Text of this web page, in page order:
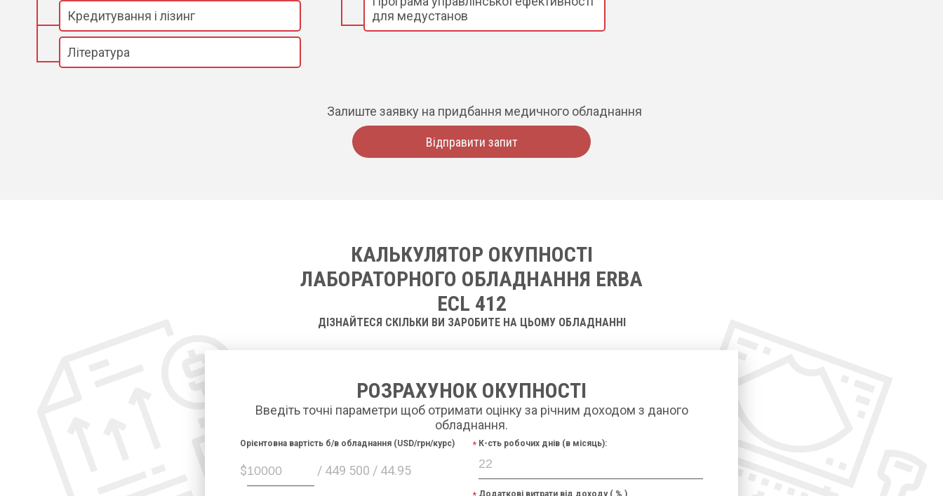
Кредитування і лізинг
Література
для медустанов
Залиште заявку на придбання медичного обладнання
Відправити запит
КАЛЬКУЛЯТОР ОКУПНОСТІ
ЛАБОРАТОРНОГО ОБЛАДНАННЯ ERBA
ECL 412
ДІЗНАЙТЕСЯ СКІЛЬКИ ВИ ЗАРОБИТЕ НА ЦЬОМУ ОБЛАДНАННІ
РОЗРАХУНОК ОКУПНОСТІ
Введіть точні параметри щоб отримати оцінку за річним доходом з даного
обладнання.
$ / 449 500 / 44.95
Орієнтовна вартість б/в обладнання (USD/грн/курс) К-сть робочих днів (в місяць):